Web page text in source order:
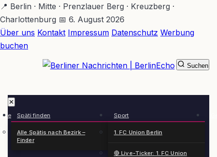
Zum
Hauptinhalt
springen
📍 Berlin · Mitte · Prenzlauer Berg · Kreuzberg ·
Charlottenburg 📅 6. August 2026
Über uns Kontakt Impressum Datenschutz Werbung
buchen
✕
Späti finden
Alle Spätis nach Bezirk –
Finder
Sport
1. FC Union Berlin
🔴 Live-Ticker: 1. FC Union
Suchen